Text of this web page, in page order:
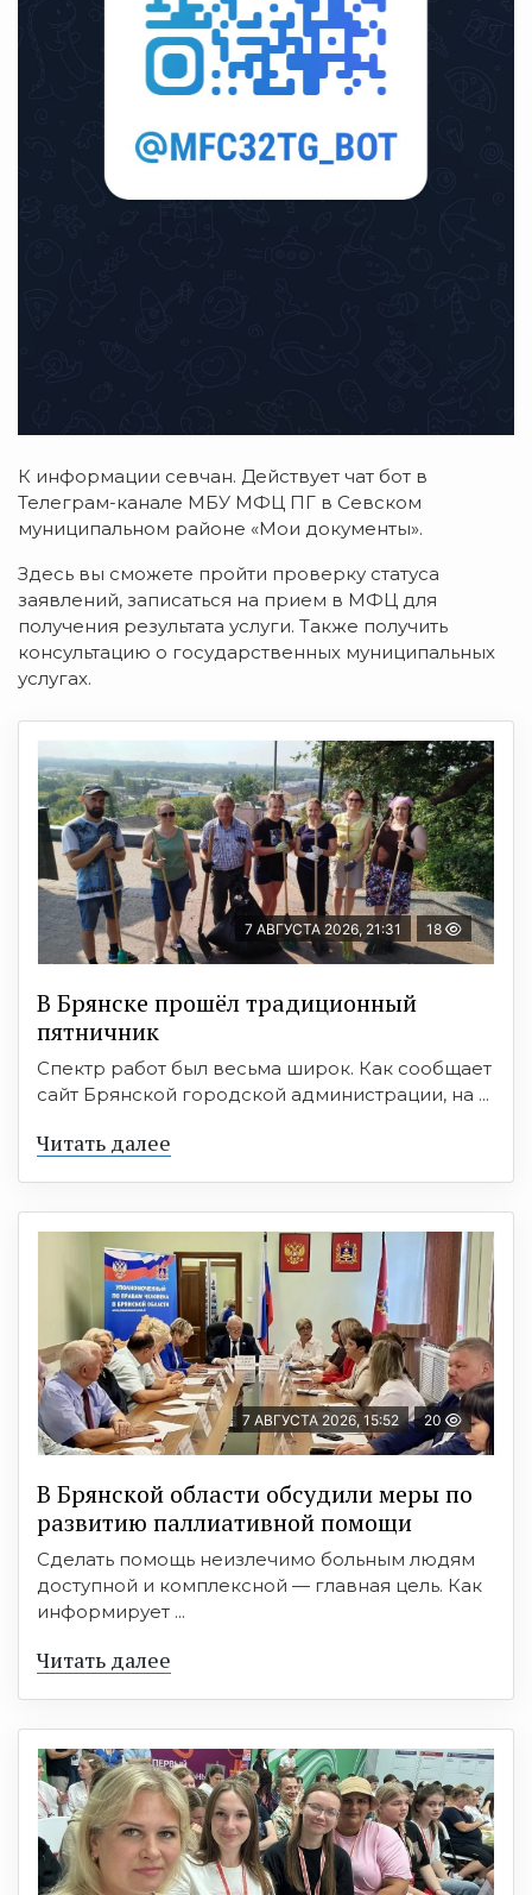
К информации севчан. Действует чат бот в
Телеграм-канале МБУ МФЦ ПГ в Севском
муниципальном районе «Мои документы».
Здесь вы сможете пройти проверку статуса
заявлений, записаться на прием в МФЦ для
получения результата услуги. Также получить
консультацию о государственных муниципальных
услугах.
7 АВГУСТА 2026, 21:31 18
В Брянске прошёл традиционный
пятничник
Спектр работ был весьма широк. Как сообщает
сайт Брянской городской администрации, на ...
Читать далее
7 АВГУСТА 2026, 15:52 20
В Брянской области обсудили меры по
развитию паллиативной помощи
Сделать помощь неизлечимо больным людям
доступной и комплексной — главная цель. Как
информирует ...
Читать далее